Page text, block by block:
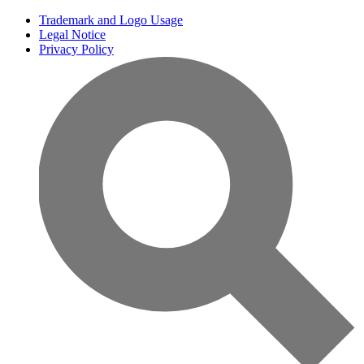
Trademark and Logo Usage
Legal Notice
Privacy Policy